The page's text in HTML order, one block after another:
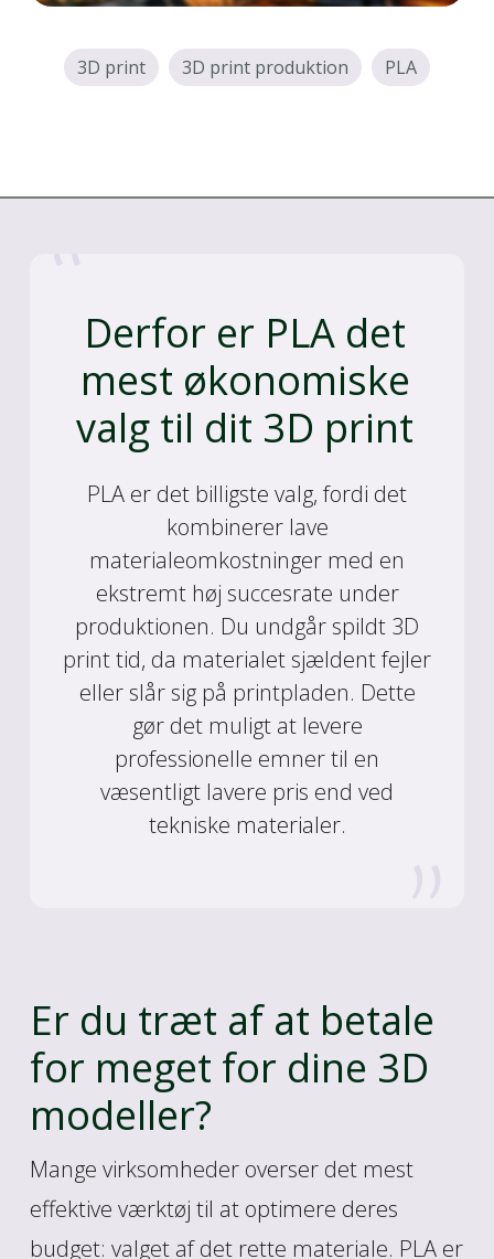
3D print 3D print produktion PLA
Derfor er PLA det
mest økonomiske
valg til dit 3D print
PLA er det billigste valg, fordi det
kombinerer lave
materialeomkostninger med en
ekstremt høj succesrate under
produktionen. Du undgår spildt 3D
print tid, da materialet sjældent fejler
eller slår sig på printpladen. Dette
gør det muligt at levere
professionelle emner til en
væsentligt lavere pris end ved
tekniske materialer.
Er du træt af at betale
for meget for dine 3D
modeller?
Mange virksomheder overser det mest
effektive værktøj til at optimere deres
budget: valget af det rette materiale. PLA er